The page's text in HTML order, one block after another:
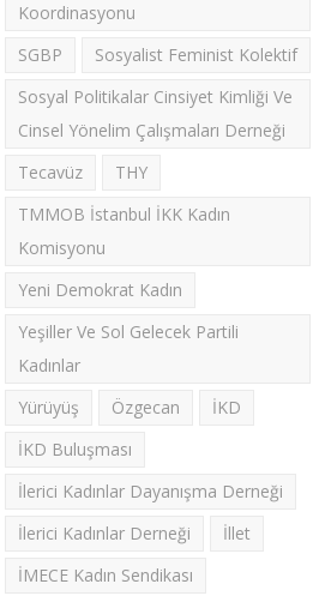
Koordinasyonu
SGBP
Sosyalist Feminist Kolektif
Sosyal Politikalar Cinsiyet Kimliği Ve
Cinsel Yönelim Çalışmaları Derneği
Tecavüz
THY
TMMOB İstanbul İKK Kadın
Komisyonu
Yeni Demokrat Kadın
Yeşiller Ve Sol Gelecek Partili
Kadınlar
Yürüyüş
Özgecan
İKD
İKD Buluşması
İlerici Kadınlar Dayanışma Derneği
İlerici Kadınlar Derneği
İllet
İMECE Kadın Sendikası